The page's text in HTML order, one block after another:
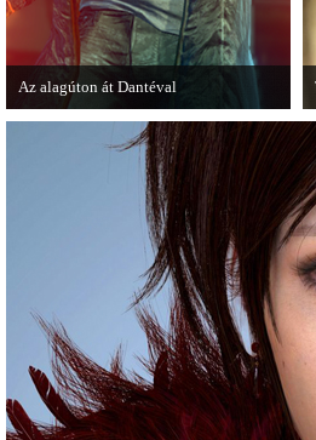
Az alagúton át Dantéval
A Devil May Cry újragondolás új
játékmenet-videóval jelentkezik.